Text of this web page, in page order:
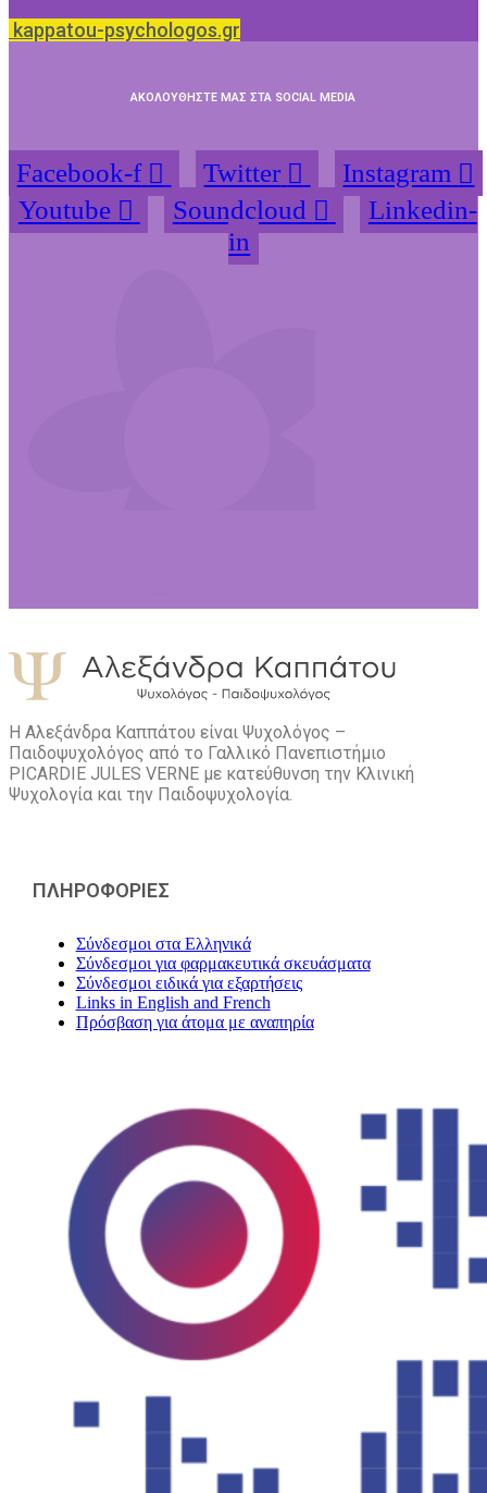
kappatou-psychologos.gr
ΑΚΟΛΟΥΘΗΣΤΕ ΜΑΣ ΣΤΑ SOCIAL MEDIA
Facebook-f Twitter
Instagram
Youtube
Soundcloud
Linkedin-
in
Η Αλεξάνδρα Καππάτου είναι Ψυχολόγος –
Παιδοψυχολόγος από το Γαλλικό Πανεπιστήμιο
PICARDIE JULES VERNE με κατεύθυνση την Kλινική
Ψυχολογία και την Παιδοψυχολογία.
ΠΛΗΡΟΦΟΡΙΕΣ
Σύνδεσμοι στα Ελληνικά
Σύνδεσμοι για φαρμακευτικά σκευάσματα
Σύνδεσμοι ειδικά για εξαρτήσεις
Links in English and French
Πρόσβαση για άτομα με αναπηρία